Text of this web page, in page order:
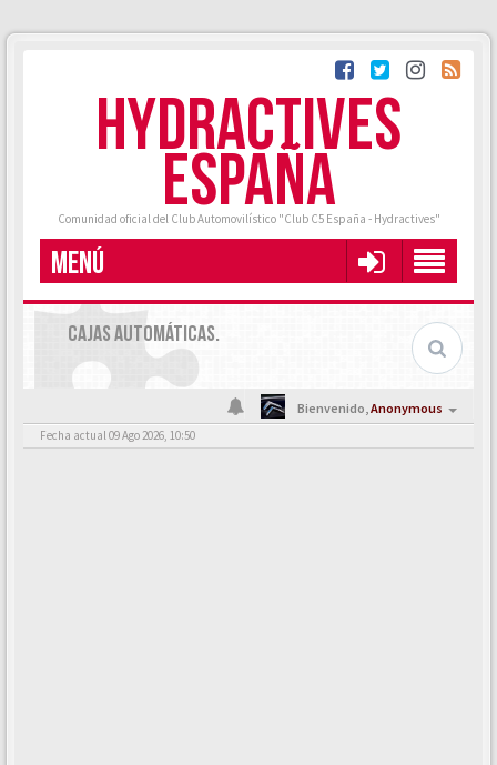
HYDRACTIVES
ESPAÑA
Comunidad oficial del Club Automovilístico "Club C5 España - Hydractives"
MENÚ
CAJAS AUTOMÁTICAS.
Bienvenido,Anonymous
Fecha actual 09 Ago 2026, 10:50